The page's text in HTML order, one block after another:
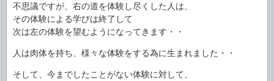
不思議ですが、右の道を体験し尽くした人は、
その体験による学びは終了して
次は左の体験を望むようになってきます・・
人は肉体を持ち、様々な体験をする為に生まれました・・
そして、今までしたことがない体験に対して、